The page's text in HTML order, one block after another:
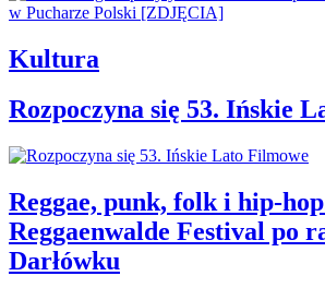
Kultura
Rozpoczyna się 53. Ińskie
Reggae, punk, folk i hip-
Reggaenwalde Festival po
Darłówku